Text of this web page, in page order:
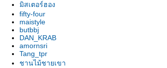
มิสเตอร์ฮอง
fifty-four
maistyle
butbbj
DAN_KRAB
amornsri
Tang_tpr
ชานไม้ชายเขา